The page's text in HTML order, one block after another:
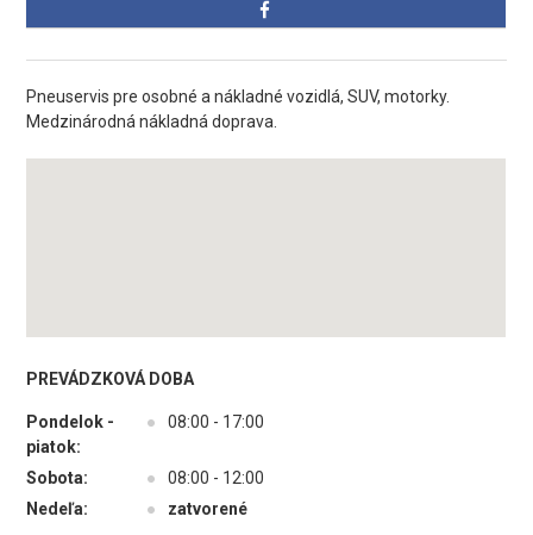
Pneuservis pre osobné a nákladné vozidlá, SUV, motorky.
Medzinárodná nákladná doprava.
PREVÁDZKOVÁ DOBA
Pondelok -
piatok:
● 08:00 - 17:00
Sobota: ●
08:00 - 12:00
Nedeľa:
● zatvorené